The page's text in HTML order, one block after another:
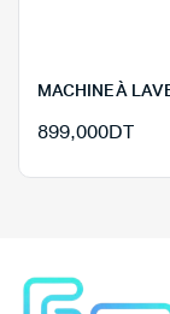
MACHINE À
899,000DT